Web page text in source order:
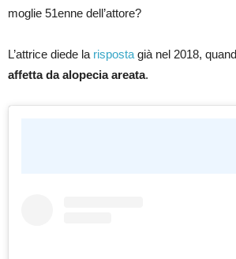
moglie 51enne dell’attore?
L’attrice diede la risposta già nel 2018,
affetta da alopecia areata.